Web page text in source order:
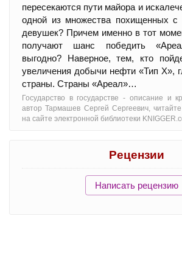
пересекаются пути майора и
одной из множества похищенных
девушек? Причем именно в тот
получают шанс победить
выгодно? Наверное, тем, кто
увеличения добычи нефти «Тип Х»,
страны. Страны «Ареал»…
Государство в государстве - oписание и
автор Тармашев Сергей Сергеевич,
на сайте электронной библиотеки
Рецензии
Написать рецензию